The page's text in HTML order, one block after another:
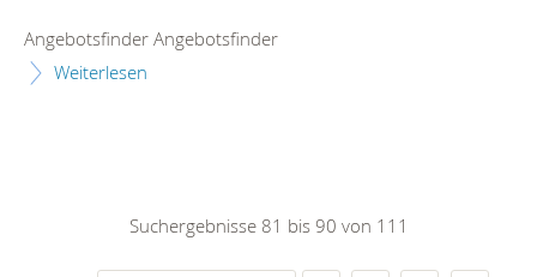
Angebotsfinder Angebotsfinder
Weiterlesen
Suchergebnisse 81 bis 90 von 111